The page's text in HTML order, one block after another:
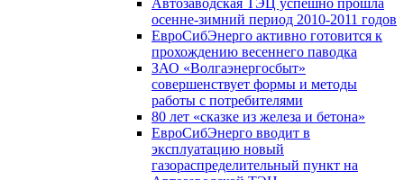
Автозаводская ТЭЦ успешно прошла
осенне-зимний период 2010-2011 годов
ЕвроСибЭнерго активно готовится к
прохождению весеннего паводка
ЗАО «Волгаэнергосбыт»
совершенствует формы и методы
работы с потребителями
80 лет «сказке из железа и бетона»
ЕвроСибЭнерго вводит в
эксплуатацию новый
газораспределительный пункт на